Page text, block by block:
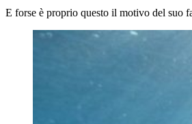
E forse è proprio questo il motivo del suo